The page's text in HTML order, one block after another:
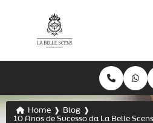
Home ❱ Blog
❱
10 Anos de Sucesso da La Belle